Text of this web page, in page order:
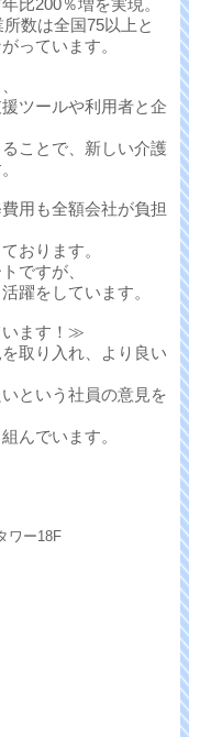
比200％増を実現。
数は全国75以上と
っています。
ツールや利用者と企
ことで、新しい介護
用も全額会社が負担
おります。
ですが、
躍をしています。
います！≫
取り入れ、より良い
という社員の意見を
んでいます。
ワー18F